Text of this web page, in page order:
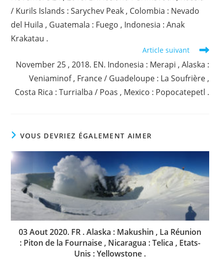
/ Kurils Islands : Sarychev Peak , Colombia : Nevado
del Huila , Guatemala : Fuego , Indonesia : Anak
Krakatau .
Article suivant
November 25 , 2018. EN. Indonesia : Merapi , Alaska :
Veniaminof , France / Guadeloupe : La Soufrière ,
Costa Rica : Turrialba / Poas , Mexico : Popocatepetl .
VOUS DEVRIEZ ÉGALEMENT AIMER
03 Aout 2020. FR . Alaska : Makushin , La Réunion
: Piton de la Fournaise , Nicaragua : Telica , Etats-
Unis : Yellowstone .